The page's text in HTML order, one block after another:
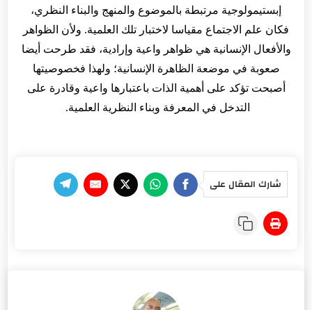
إبستيمولوجية مرتبطة بالموضوع والمنهج والبناء النظري،
فكان علم الاجتماع مقياسا لاختبار تلك العلمية. ولأن الظواهر
والأفعال الإنسانية هي ظواهر واعية وإرادية، فقد طرحت أيضا
صعوبة في موضعة الظاهرة الإنسانية؛ ولهذا فخصوصيتها
أصبحت تؤكد على أهمية الذات باعتبارها واعية وقادرة على
التدخل في المعرفة وبناء النظرية العلمية.
شارك المقال على